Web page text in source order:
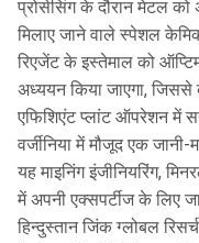
प्रोसेसिंग के दौरान मेटल
मिलाए जाने वाले स्पेशल
रिएजेंट के इस्तेमाल को
अध्ययन किया जाएगा,
एफिशिएंट प्लांट ऑपरेशन में
वर्जीनिया में मौजूद एक जानी-
यह माइनिंग इंजीनियरिंग,
में अपनी एक्सपर्टीज के लिए
हिन्दुस्तान जिंक ग्लोबल